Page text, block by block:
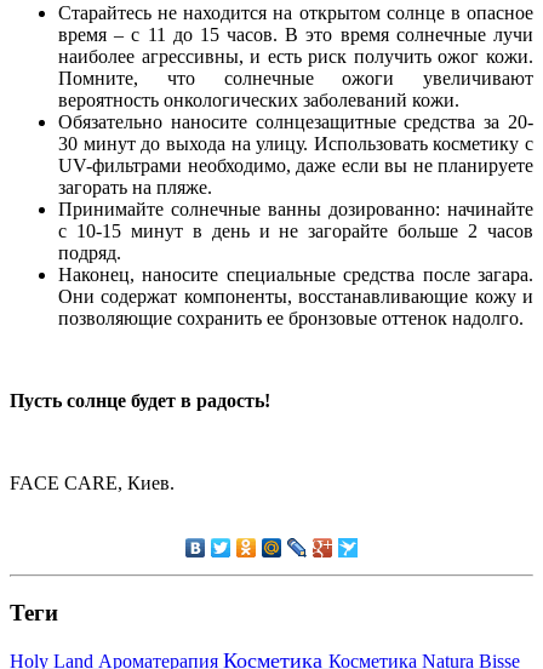
Старайтесь не находится на открытом солнце в опасное
время – с 11 до 15 часов. В это время солнечные лучи
наиболее агрессивны, и есть риск получить ожог кожи.
Помните, что солнечные ожоги увеличивают
вероятность онкологических заболеваний кожи.
Обязательно наносите солнцезащитные средства за 20-
30 минут до выхода на улицу. Использовать косметику с
UV-фильтрами необходимо, даже если вы не планируете
загорать на пляже.
Принимайте солнечные ванны дозированно: начинайте
с 10-15 минут в день и не загорайте больше 2 часов
подряд.
Наконец, наносите специальные средства после загара.
Они содержат компоненты, восстанавливающие кожу и
позволяющие сохранить ее бронзовые оттенок надолго.
Пусть солнце будет в радость!
FACE CARE, Киев.
Теги
Holy Land Ароматерапия Косметика Косметика Natura Bisse